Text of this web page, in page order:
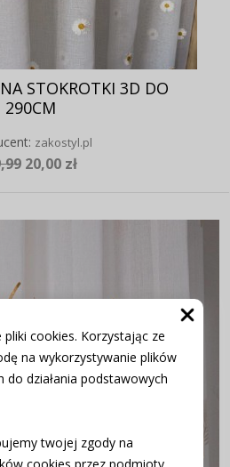
cookies. Korzystając ze
na wykorzystywanie plików
do działania podstawowych
twojej zgody na
STOKROTKI 3D DO
290CM
zakostyl.pl
20,00 zł